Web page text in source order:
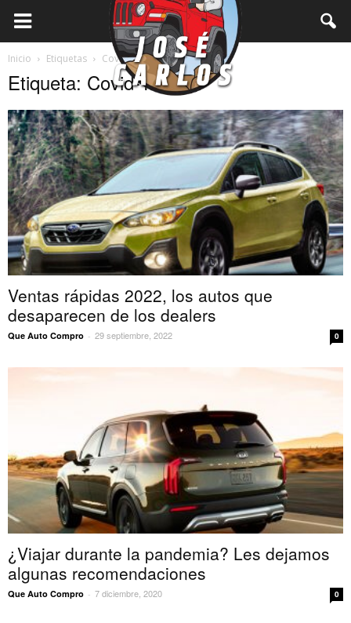
Inicio Etiquetas Covid-19
Etiqueta: Covid-19
Ventas rápidas 2022, los autos que
desaparecen de los dealers
Que Auto Compro - 29 septiembre, 2022 0
¿Viajar durante la pandemia? Les dejamos
algunas recomendaciones
Que Auto Compro - 7 diciembre, 2020 0